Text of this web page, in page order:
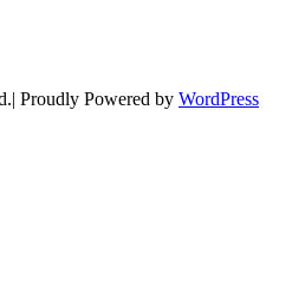
Proudly Powered by WordPress